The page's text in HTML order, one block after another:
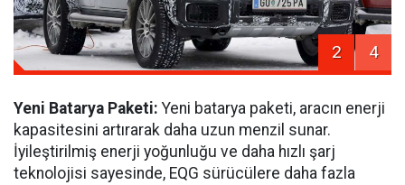
2 4
Yeni Batarya Paketi: Yeni batarya paketi, aracın enerji
kapasitesini artırarak daha uzun menzil sunar.
İyileştirilmiş enerji yoğunluğu ve daha hızlı şarj
teknolojisi sayesinde, EQG sürücülere daha fazla